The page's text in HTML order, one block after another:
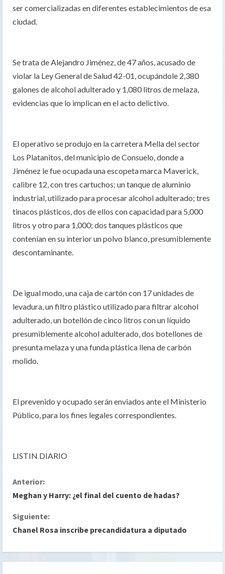
ser comercializadas en diferentes establecimientos de esa
ciudad.
Se trata de Alejandro Jiménez, de 47 años, acusado de
violar la Ley General de Salud 42-01, ocupándole 2,380
galones de alcohol adulterado y 1,080 litros de melaza,
evidencias que lo implican en el acto delictivo.
El operativo se produjo en la carretera Mella del sector
Los Platanitos, del municipio de Consuelo, donde a
Jiménez le fue ocupada una escopeta marca Maverick,
calibre 12, con tres cartuchos; un tanque de aluminio
industrial, utilizado para procesar alcohol adulterado; tres
tinacos plásticos, dos de ellos con capacidad para 5,000
litros y otro para 1,000; dos tanques plásticos que
contenían en su interior un polvo blanco, presumiblemente
descontaminante.
De igual modo, una caja de cartón con 17 unidades de
levadura, un filtro plástico utilizado para filtrar alcohol
adulterado, un botellón de cinco litros con un líquido
presumiblemente alcohol adulterado, dos botellones de
presunta melaza y una funda plástica llena de carbón
molido.
El prevenido y ocupado serán enviados ante el Ministerio
Público, para los fines legales correspondientes.
LISTIN DIARIO
S
g
u
Anterior:
Meghan y Harry: ¿el final del cuento de hadas?
Siguiente:
Chanel Rosa inscribe precandidatura a diputado